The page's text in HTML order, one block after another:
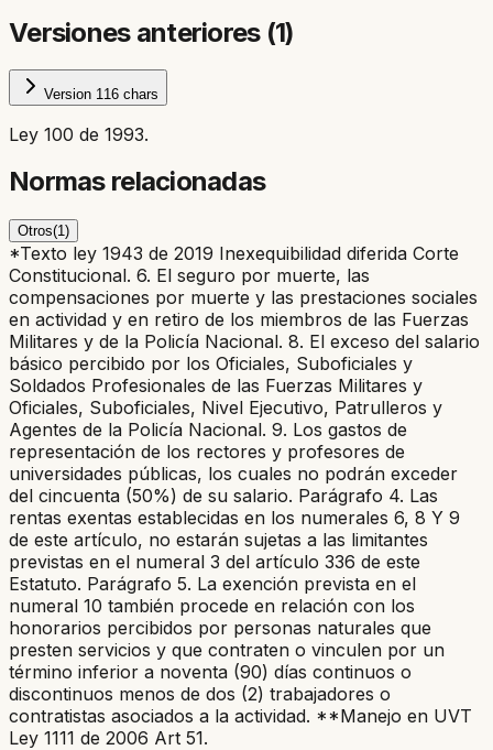
Versiones anteriores (1)
Version 116 chars
Ley 100 de 1993.
Normas relacionadas
Otros(1 )
*Texto ley 1943 de 2019 Inexequibilidad diferida Corte
Constitucional. 6. El seguro por muerte, las
compensaciones por muerte y las prestaciones sociales
en actividad y en retiro de los miembros de las Fuerzas
Militares y de la Policía Nacional. 8. El exceso del salario
básico percibido por los Oficiales, Suboficiales y
Soldados Profesionales de las Fuerzas Militares y
Oficiales, Suboficiales, Nivel Ejecutivo, Patrulleros y
Agentes de la Policía Nacional. 9. Los gastos de
representación de los rectores y profesores de
universidades públicas, los cuales no podrán exceder
del cincuenta (50%) de su salario. Parágrafo 4. Las
rentas exentas establecidas en los numerales 6, 8 Y 9
de este artículo, no estarán sujetas a las limitantes
previstas en el numeral 3 del artículo 336 de este
Estatuto. Parágrafo 5. La exención prevista en el
numeral 10 también procede en relación con los
honorarios percibidos por personas naturales que
presten servicios y que contraten o vinculen por un
término inferior a noventa (90) días continuos o
discontinuos menos de dos (2) trabajadores o
contratistas asociados a la actividad. **Manejo en UVT
Ley 1111 de 2006 Art 51.